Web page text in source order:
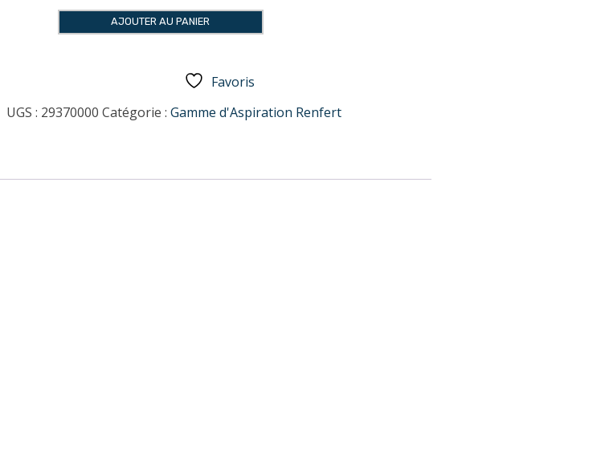
ASPIRATION
AJOUTER AU PANIER
Favoris
UGS : 29370000 Catégorie :Gamme d'Aspiration Renfert